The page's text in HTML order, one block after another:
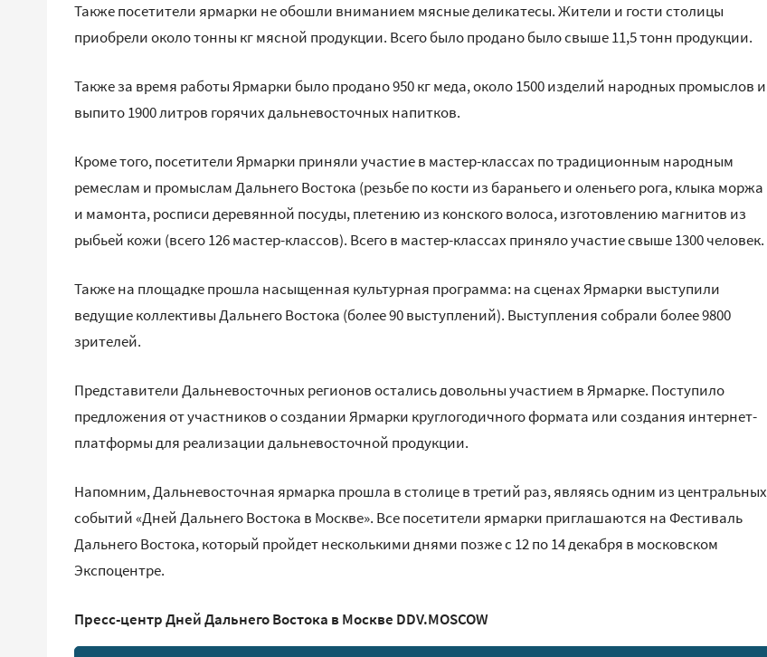
Также посетители ярмарки не обошли вниманием мясные деликатесы. Жители и гости столицы
приобрели около тонны кг мясной продукции. Всего было продано было свыше 11,5 тонн продукции.
Также за время работы Ярмарки было продано 950 кг меда, около 1500 изделий народных промыслов и
выпито 1900 литров горячих дальневосточных напитков.
Кроме того, посетители Ярмарки приняли участие в мастер-классах по традиционным народным
ремеслам и промыслам Дальнего Востока (резьбе по кости из бараньего и оленьего рога, клыка моржа
и мамонта, росписи деревянной посуды, плетению из конского волоса, изготовлению магнитов из
рыбьей кожи (всего 126 мастер-классов). Всего в мастер-классах приняло участие свыше 1300 человек.
Также на площадке прошла насыщенная культурная программа: на сценах Ярмарки выступили
ведущие коллективы Дальнего Востока (более 90 выступлений). Выступления собрали более 9800
зрителей.
Представители Дальневосточных регионов остались довольны участием в Ярмарке. Поступило
предложения от участников о создании Ярмарки круглогодичного формата или создания интернет-
платформы для реализации дальневосточной продукции.
Напомним, Дальневосточная ярмарка прошла в столице в третий раз, являясь одним из центральных
событий «Дней Дальнего Востока в Москве». Все посетители ярмарки приглашаются на Фестиваль
Дальнего Востока, который пройдет несколькими днями позже с 12 по 14 декабря в московском
Экспоцентре.
Пресс-центр Дней Дальнего Востока в Москве DDV.MOSCOW